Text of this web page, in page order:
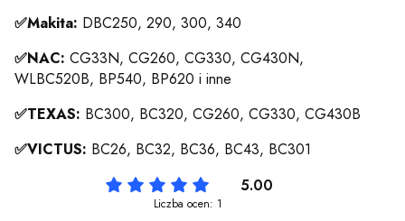
✅Makita: DBC250, 290, 300, 340
✅NAC: CG33N, CG260, CG330, CG430N,
WLBC520B, BP540, BP620 i inne
✅TEXAS: BC300, BC320, CG260, CG330, CG430B
✅VICTUS: BC26, BC32, BC36, BC43, BC301
5.00
Liczba ocen: 1